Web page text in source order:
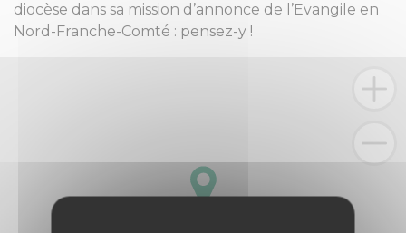
diocèse dans sa mission d’annonce de l’Evangile en
Nord-Franche-Comté : pensez-y !